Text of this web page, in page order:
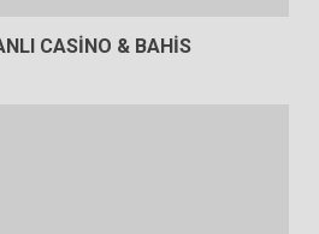
CASİNO & BAHİS